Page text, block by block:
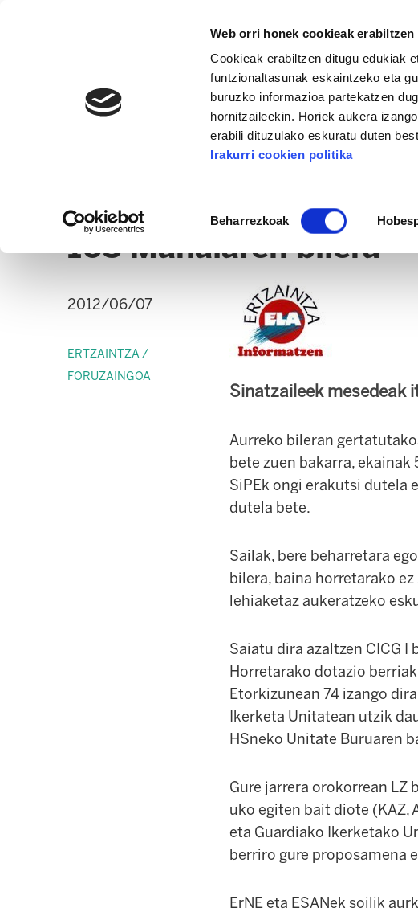
Web orri honek cookieak
Cookieak erabiltzen ditugu edukiak
funtzionaltasunak eskaintzeko eta
buruzko informazioa partekatzen
hornitzaileekin. Horiek aukera
erabili dituzulako eskuratu duten
Irakurri cookien politika
Beharrezkoak
ERTZAINTZA / FORUZAINGOA
103 Mahaiaren bilera
2012/06/07
ERTZAINTZA /
FORUZAINGOA
Sinatzaileek mesedeak
Aurreko bileran
bete zuen bakarra, ekainak
SiPEk ongi erakutsi dutela
dutela bete.
Sailak, bere beharretara
bilera, baina horretarako
lehiaketaz aukeratzeko
Saiatu dira azaltzen CICG
Horretarako dotazio
Etorkizunean 74 izango
Ikerketa Unitatean utzik
HSneko Unitate Buruaren
Gure jarrera orokorrean LZ
uko egiten bait diote (KAZ,
eta Guardiako Ikerketako
berriro gure proposamena
ErNE eta ESANek soilik